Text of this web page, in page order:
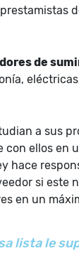
de
a sus
con ellos en
hace
si este
en un
lista le